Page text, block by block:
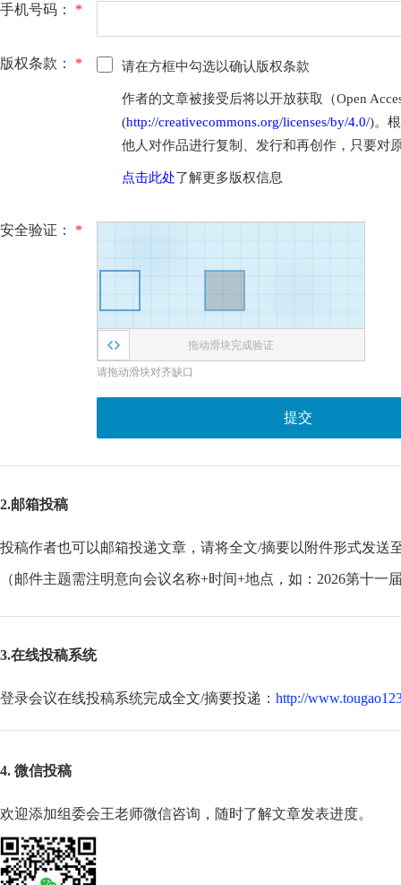
手机号码： *
版权条款： * 请在方框中勾选以确认版权条款
作者的文章被接受后将以开放获取（Open
(http://creativecommons.org/licenses/by/4.0/)。
他人对作品进行复制、发行和再创作，只要对
点击此处了解更多版权信息
安全验证： *
拖动滑块完成验证
请拖动滑块对齐缺口
提交
2.邮箱投稿
投稿作者也可以邮箱投递文章，请将全文/摘要以附件形式发送
（邮件主题需注明意向会议名称+时间+地点，如：2026第十
3.在线投稿系统
登录会议在线投稿系统完成全文/摘要投递： http://
4. 微信投稿
欢迎添加组委会王老师微信咨询，随时了解文章发表进度。